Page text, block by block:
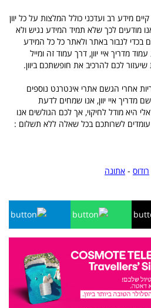
מידע רב ועדכני כולל המלצות על כל יוון
מודעים לכך שלא תמיד המידע נגיש ולא
בכדי לנבור באתר ולאתר כל כל המידע
מדריך איי יוון, דרך עמוד זה ומייל
לכם להרכיב את חופשתכם ביוון.
אחרי הגשם אתרי אינטרנט נוספים
מדריך איי יוון, אנו שמחים לדעת
היא מודל לחיקוי, אך לכם הגולשים אנו
לשרותכם בכל שאלה ללא תשלום :
רודוס - אתונה